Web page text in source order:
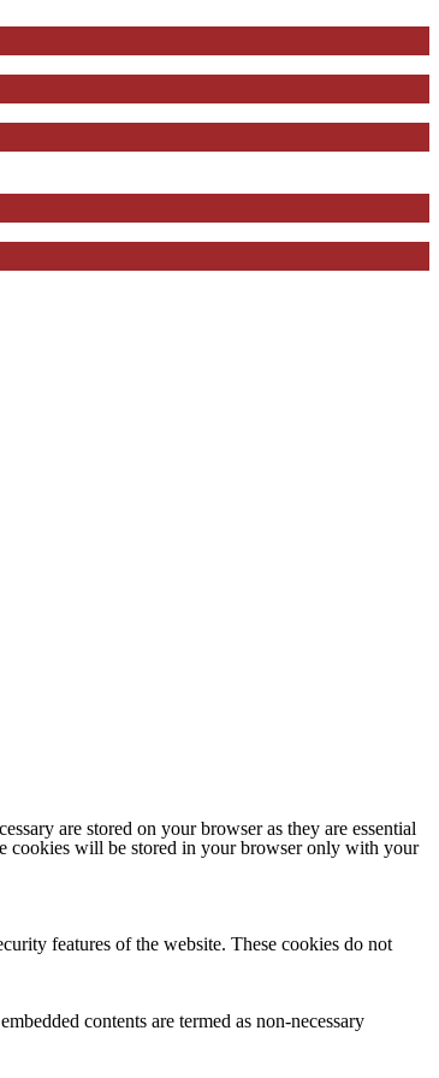
are stored on your browser as they are essential
cookies will be stored in your browser only with your
features of the website. These cookies do not
contents are termed as non-necessary